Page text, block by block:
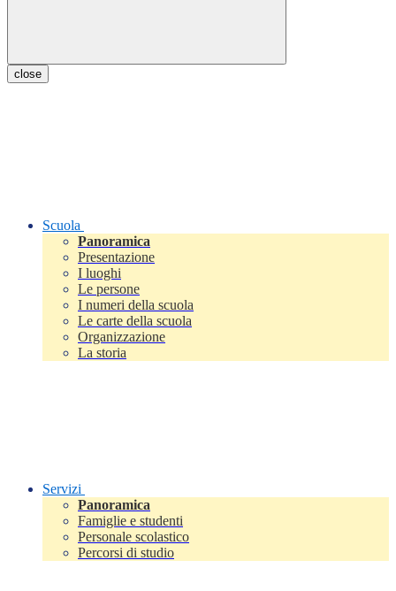
close
Scuola
Panoramica
Presentazione
I luoghi
Le persone
I numeri della scuola
Le carte della scuola
Organizzazione
La storia
Servizi
Panoramica
Famiglie e studenti
Personale scolastico
Percorsi di studio